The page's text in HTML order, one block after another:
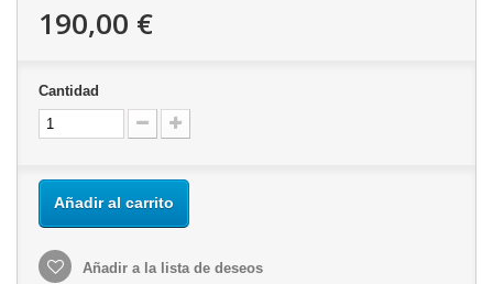
190,00 €
Cantidad
Añadir al carrito
Añadir a la lista de deseos